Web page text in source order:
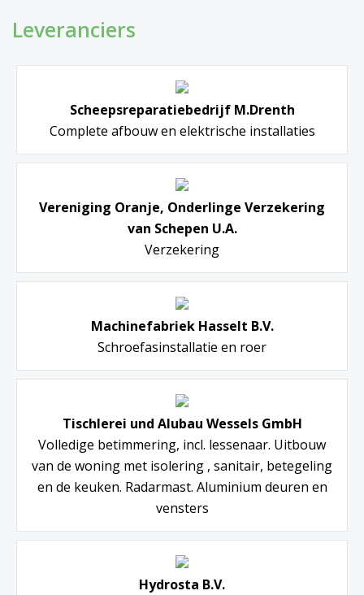
Leveranciers
Scheepsreparatiebedrijf M.Drenth
Complete afbouw en elektrische installaties
Vereniging Oranje, Onderlinge Verzekering
van Schepen U.A.
Verzekering
Machinefabriek Hasselt B.V.
Schroefasinstallatie en roer
Tischlerei und Alubau Wessels GmbH
Volledige betimmering, incl. lessenaar. Uitbouw
van de woning met isolering , sanitair, betegeling
en de keuken. Radarmast. Aluminium deuren en
vensters
Hydrosta B.V.